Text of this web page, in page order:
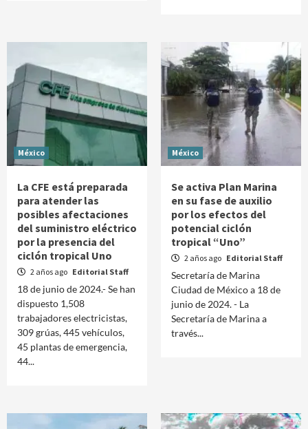
México
La CFE está preparada
para atender las
posibles afectaciones
del suministro eléctrico
por la presencia del
ciclón tropical Uno
2 años ago Editorial Staff
18 de junio de 2024.- Se han
dispuesto 1,508
trabajadores electricistas,
309 grúas, 445 vehículos,
45 plantas de emergencia,
44...
México
Se activa Plan Marina
en su fase de auxilio
por los efectos del
potencial ciclón
tropical “Uno”
2 años ago Editorial Staff
Secretaría de Marina
Ciudad de México a 18 de
junio de 2024. - La
Secretaría de Marina a
través...